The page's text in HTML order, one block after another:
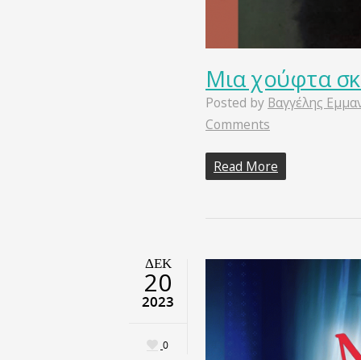
Mια χούφτα
Posted by Βαγγέλης
Comments
Read More
ΔΕΚ
20
2023
0